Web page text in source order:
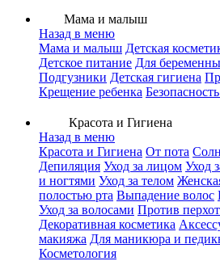
Мама и малыш
Назад в меню
Мама и малыш Детская
Детское питание Для
Подгузники Детская гигиена
Крещение ребенка
Красота и Гигиена
Назад в меню
Красота и Гигиена От пота
Депиляция Уход за лицом Уход
и ногтями Уход за телом
полостью рта Выпадение волос
Уход за волосами Против
Декоративная косметика
макияжа Для маникюра и
Косметология